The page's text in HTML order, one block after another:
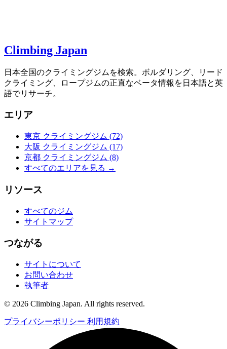
Climbing Japan
日本全国のクライミングジムを検索。ボルダリング、リード
クライミング、ロープジムの正直なベータ情報を日本語と英
語でリサーチ。
エリア
東京 クライミングジム (72)
大阪 クライミングジム (17)
京都 クライミングジム (8)
すべてのエリアを見る →
リソース
すべてのジム
サイトマップ
つながる
サイトについて
お問い合わせ
執筆者
© 2026 Climbing Japan. All rights reserved.
プライバシーポリシー 利用規約